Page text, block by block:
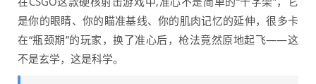
是你的眼睛、你的瞄准基线、你的肌肉记忆的延伸，很多卡
在“瓶颈期”的玩家，换了准心后，枪法竟然原地起飞——这
不是玄学，这是科学。